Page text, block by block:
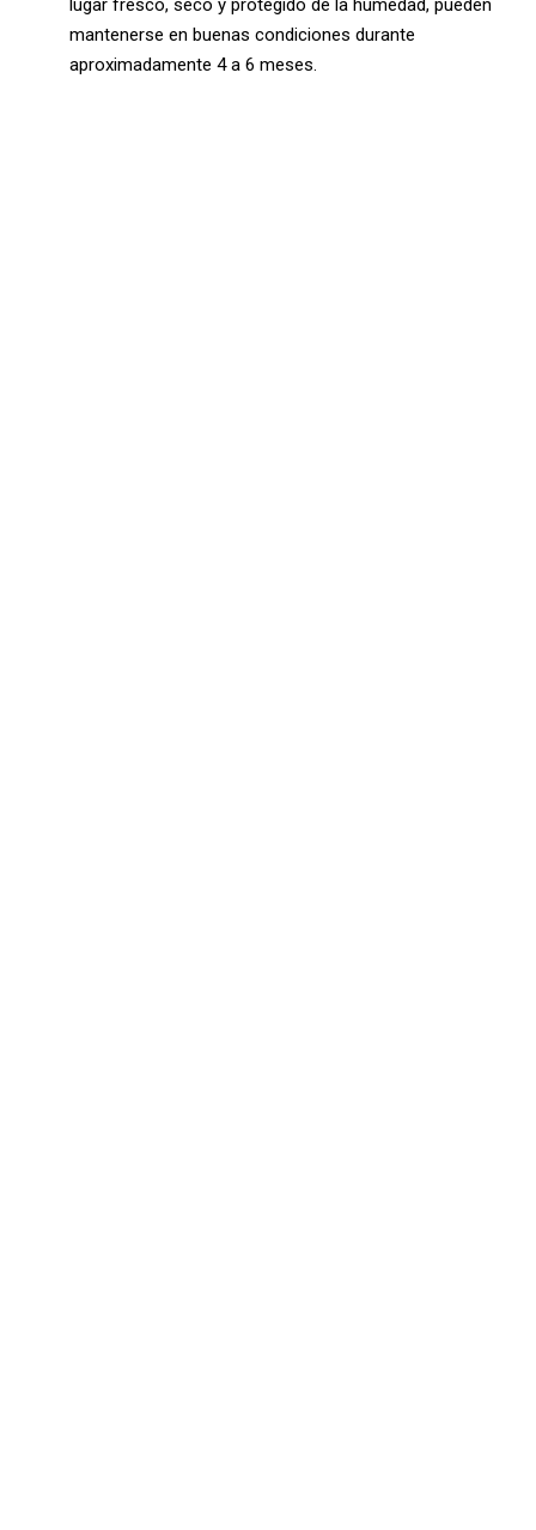
lugar fresco, seco y protegido de la humedad, pueden
mantenerse en buenas condiciones durante
aproximadamente 4 a 6 meses.